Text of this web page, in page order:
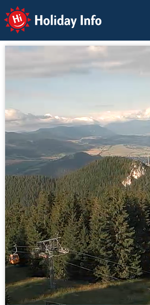
Holiday Info